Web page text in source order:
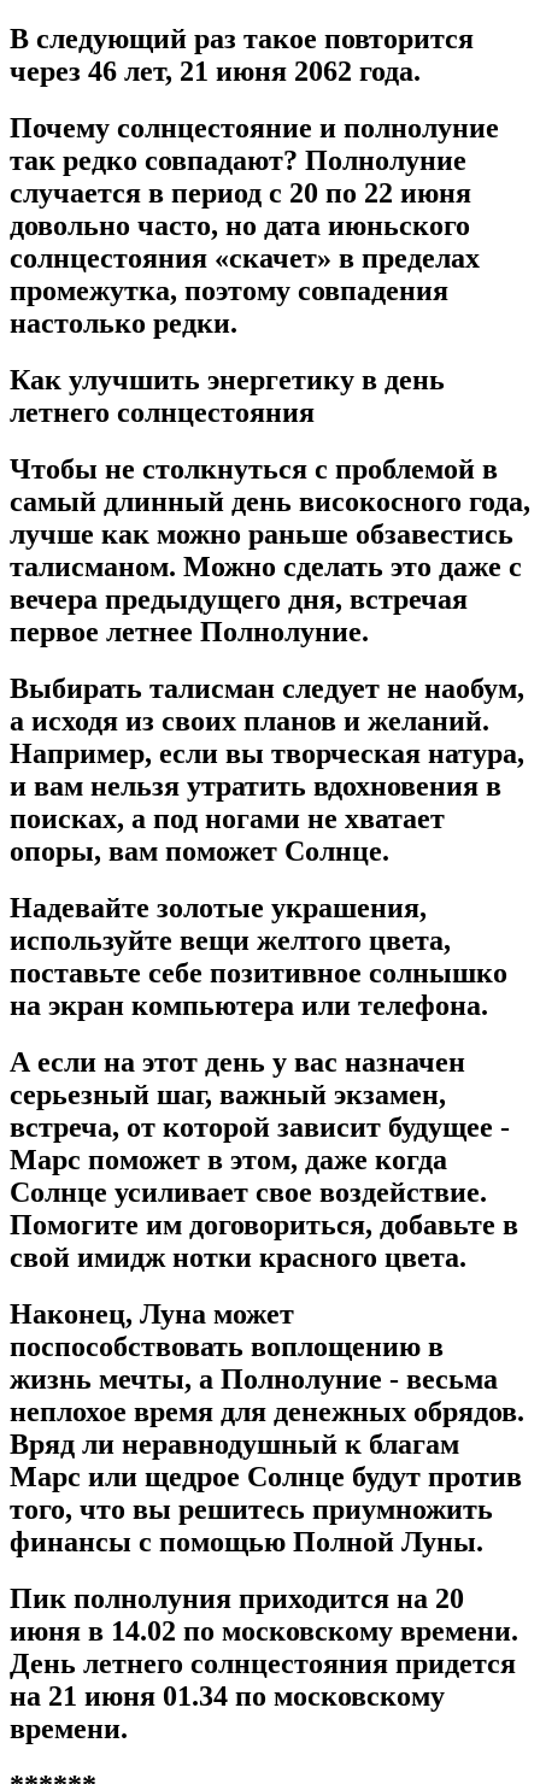
В следующий раз такое повторится
через 46 лет, 21 июня 2062 года.
Почему солнцестояние и полнолуние
так редко совпадают? Полнолуние
случается в период с 20 по 22 июня
довольно часто, но дата июньского
солнцестояния «скачет» в пределах
промежутка, поэтому совпадения
настолько редки.
Как улучшить энергетику в день
летнего солнцестояния
Чтобы не столкнуться с проблемой в
самый длинный день високосного года,
лучше как можно раньше обзавестись
талисманом. Можно сделать это даже с
вечера предыдущего дня, встречая
первое летнее Полнолуние.
Выбирать талисман следует не наобум,
а исходя из своих планов и желаний.
Например, если вы творческая натура,
и вам нельзя утратить вдохновения в
поисках, а под ногами не хватает
опоры, вам поможет Солнце.
Надевайте золотые украшения,
используйте вещи желтого цвета,
поставьте себе позитивное солнышко
на экран компьютера или телефона.
А если на этот день у вас назначен
серьезный шаг, важный экзамен,
встреча, от которой зависит будущее -
Марс поможет в этом, даже когда
Солнце усиливает свое воздействие.
Помогите им договориться, добавьте в
свой имидж нотки красного цвета.
Наконец, Луна может
поспособствовать воплощению в
жизнь мечты, а Полнолуние - весьма
неплохое время для денежных обрядов.
Вряд ли неравнодушный к благам
Марс или щедрое Солнце будут против
того, что вы решитесь приумножить
финансы с помощью Полной Луны.
Пик полнолуния приходится на 20
июня в 14.02 по московскому времени.
День летнего солнцестояния придется
на 21 июня 01.34 по московскому
времени.